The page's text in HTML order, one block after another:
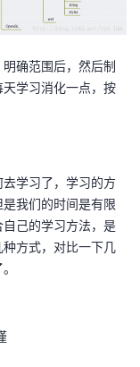
确范围后，然后制
学习消化一点，按
学习了，学习的方
我们的时间是有限
己的学习方法，是
方式，对比一下几